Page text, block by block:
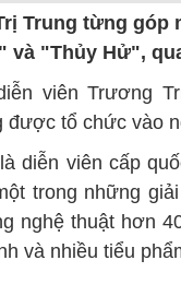
Trung từng góp
và "Thủy Hử",
viên Trương
được tổ chức vào
diễn viên cấp
trong những
nghệ thuật hơn
và nhiều tiểu